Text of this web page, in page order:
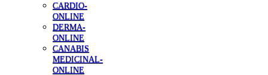
CARDIO-
ONLINE
DERMA-
ONLINE
CANABIS
MEDICINAL-
ONLINE